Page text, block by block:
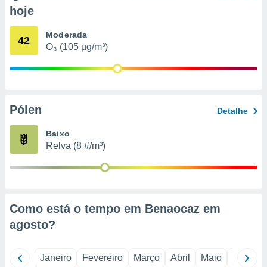
qual se
tal,
ou opor-
qualquer
o
num
hoje
42 Moderada
O₃ (105 µg/m³)
Pólen Detalhe
Baixo
Relva (8 #/m³)
Como está o tempo em Benaocaz em
agosto?
Janeiro Fevereiro Março Abril Maio Junho